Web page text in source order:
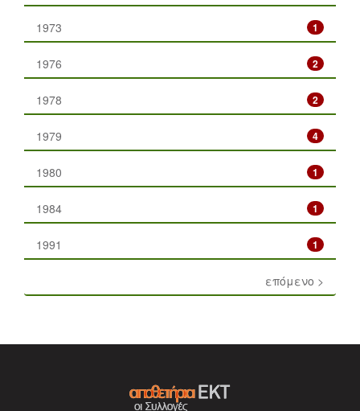
1
1973
2
1976
2
1978
4
1979
1
1980
1
1984
1
1991
επόμενο >